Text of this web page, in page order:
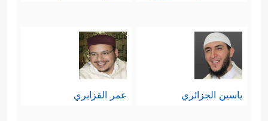
ياسين الجزائري عمر القزابري